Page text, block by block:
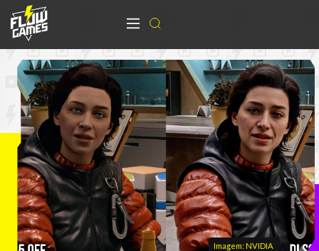
Imagem: NVIDIA